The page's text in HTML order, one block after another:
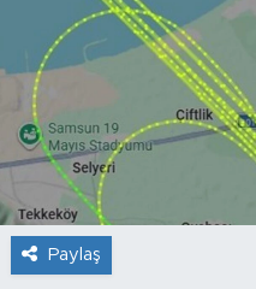
Paylaş